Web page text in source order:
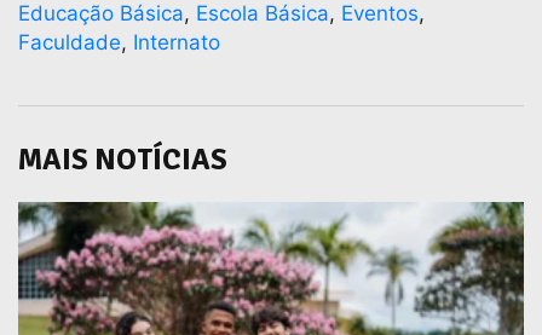
Educação Básica, Escola Básica, Eventos,
Faculdade, Internato
MAIS NOTÍCIAS